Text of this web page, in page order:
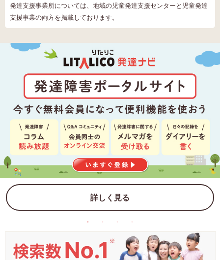
発達支援事業所については、地域の児童発達支援センターと児童発達
支援事業の両方を掲載しております。
詳しく見る